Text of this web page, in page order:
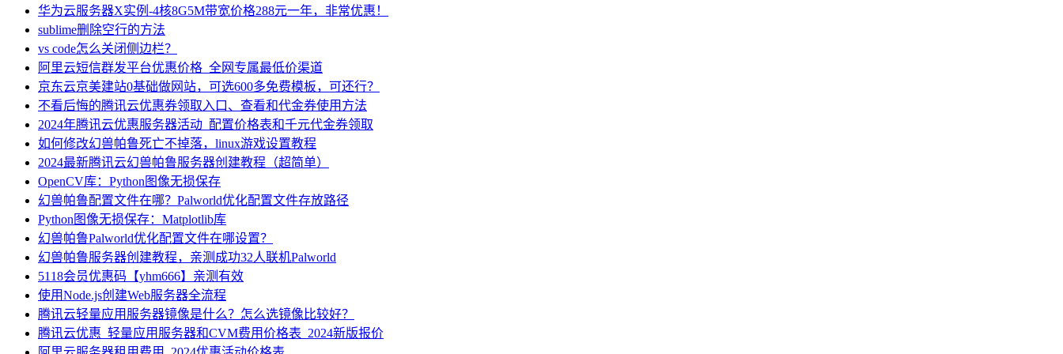
华为云服务器X实例-4核8G5M带宽价格288元一年，非常优惠！
sublime删除空行的方法
vs code怎么关闭侧边栏？
阿里云短信群发平台优惠价格_全网专属最低价渠道
京东云京美建站0基础做网站，可选600多免费模板，可还行？
不看后悔的腾讯云优惠券领取入口、查看和代金券使用方法
2024年腾讯云优惠服务器活动_配置价格表和千元代金券领取
如何修改幻兽帕鲁死亡不掉落，linux游戏设置教程
2024最新腾讯云幻兽帕鲁服务器创建教程（超简单）
OpenCV库：Python图像无损保存
幻兽帕鲁配置文件在哪？Palworld优化配置文件存放路径
Python图像无损保存：Matplotlib库
幻兽帕鲁Palworld优化配置文件在哪设置？
幻兽帕鲁服务器创建教程，亲测成功32人联机Palworld
5118会员优惠码【yhm666】亲测有效
使用Node.js创建Web服务器全流程
腾讯云轻量应用服务器镜像是什么？怎么选镜像比较好？
腾讯云优惠_轻量应用服务器和CVM费用价格表_2024新版报价